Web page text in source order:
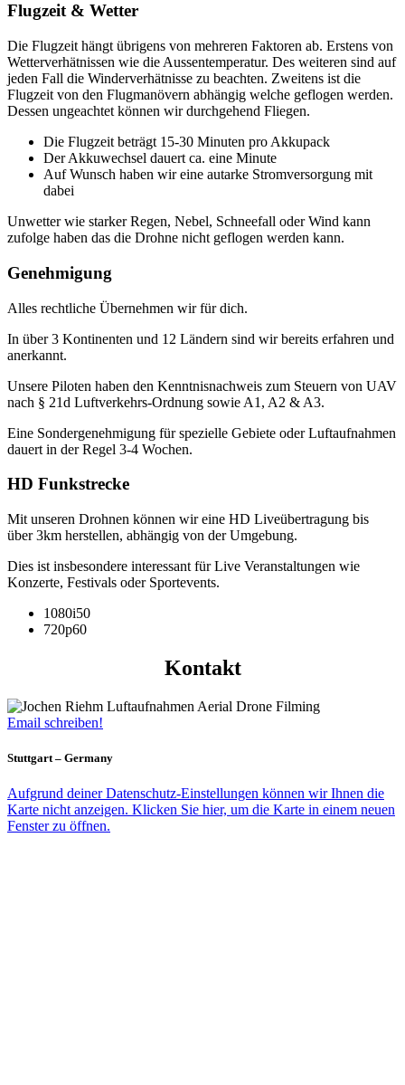
Flugzeit & Wetter
Die Flugzeit hängt übrigens von mehreren Faktoren ab. Erstens von
Wetterverhätnissen wie die Aussentemperatur. Des weiteren sind auf
jeden Fall die Winderverhätnisse zu beachten. Zweitens ist die
Flugzeit von den Flugmanövern abhängig welche geflogen werden.
Dessen ungeachtet können wir durchgehend Fliegen.
Die Flugzeit beträgt 15-30 Minuten pro Akkupack
Der Akkuwechsel dauert ca. eine Minute
Auf Wunsch haben wir eine autarke Stromversorgung mit
dabei
Unwetter wie starker Regen, Nebel, Schneefall oder Wind kann
zufolge haben das die Drohne nicht geflogen werden kann.
Genehmigung
Alles rechtliche Übernehmen wir für dich.
In über 3 Kontinenten und 12 Ländern sind wir bereits erfahren und
anerkannt.
Unsere Piloten haben den Kenntnisnachweis zum Steuern von UAV
nach § 21d Luftverkehrs-Ordnung sowie A1, A2 & A3.
Eine Sondergenehmigung für spezielle Gebiete oder Luftaufnahmen
dauert in der Regel 3-4 Wochen.
HD Funkstrecke
Mit unseren Drohnen können wir eine HD Liveübertragung bis
über 3km herstellen, abhängig von der Umgebung.
Dies ist insbesondere interessant für Live Veranstaltungen wie
Konzerte, Festivals oder Sportevents.
1080i50
720p60
Kontakt
Email schreiben!
Stuttgart – Germany
Aufgrund deiner Datenschutz-Einstellungen können wir Ihnen die
Karte nicht anzeigen. Klicken Sie hier, um die Karte in einem neuen
Fenster zu öffnen.